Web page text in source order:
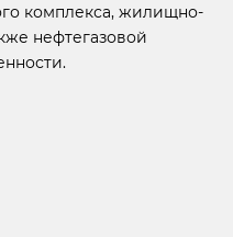
комплекса, жилищно-
нефтегазовой